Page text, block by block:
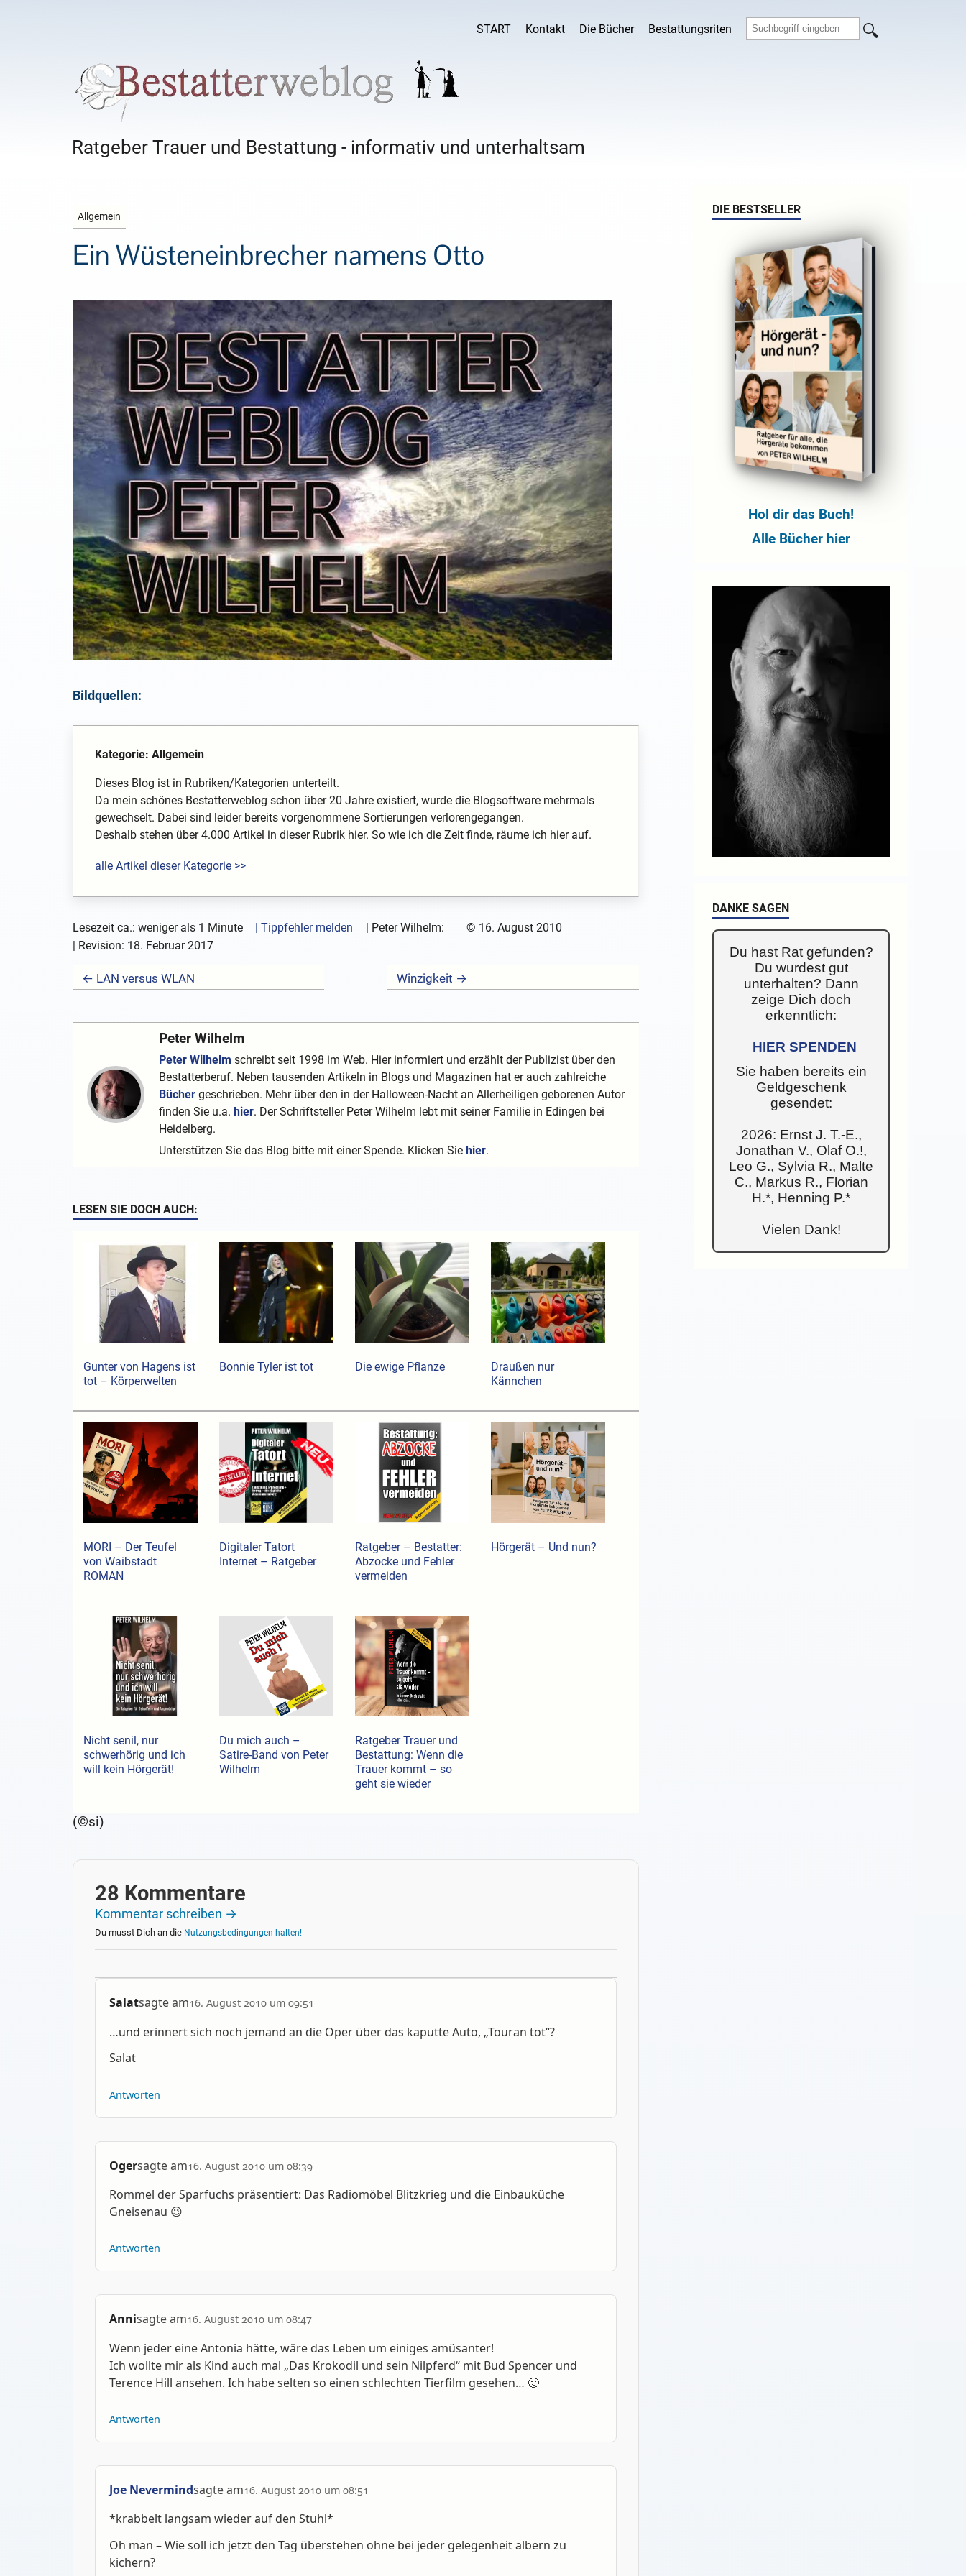
START Kontakt Die Bücher Bestattungsriten
Ratgeber Trauer und Bestattung - informativ und unterhaltsam
Allgemein
Ein Wüsteneinbrecher namens Otto
Bildquellen:
Kategorie: Allgemein
Dieses Blog ist in Rubriken/Kategorien unterteilt.
Da mein schönes Bestatterweblog schon über 20 Jahre existiert, wurde die Blogsoftware mehrmals
gewechselt. Dabei sind leider bereits vorgenommene Sortierungen verlorengegangen.
Deshalb stehen über 4.000 Artikel in dieser Rubrik hier. So wie ich die Zeit finde, räume ich hier auf.
alle Artikel dieser Kategorie >>
Lesezeit ca.: weniger als 1 Minute | Tippfehler melden Peter Wilhelm: © 16. August 2010
| Revision: 18. Februar 2017
← LAN versus WLAN Winzigkeit →
Peter Wilhelm
Peter Wilhelm schreibt seit 1998 im Web. Hier informiert und erzählt der Publizist über den
Bestatterberuf. Neben tausenden Artikeln in Blogs und Magazinen hat er auch zahlreiche
Büchergeschrieben. Mehr über den in der Halloween-Nacht an Allerheiligen geborenen Autor
finden Sie u.a. hier. Der Schriftsteller Peter Wilhelm lebt mit seiner Familie in Edingen bei
Heidelberg.
Unterstützen Sie das Blog bitte mit einer Spende. Klicken Sie hier.
LESEN SIE DOCH AUCH:
Gunter von Hagens ist
tot – Körperwelten
Bonnie Tyler ist tot Die ewige Pflanze
Draußen nur
Kännchen
MORI – Der Teufel
von Waibstadt
ROMAN
Digitaler Tatort
Internet – Ratgeber
Ratgeber – Bestatter:
Abzocke und Fehler
vermeiden
Hörgerät – Und nun?
Nicht senil, nur
schwerhörig und ich
will kein Hörgerät!
Du mich auch –
Satire-Band von Peter
Wilhelm
Ratgeber Trauer und
Bestattung: Wenn die
Trauer kommt – so
geht sie wieder
(©si)
28 Kommentare
Kommentar schreiben →
Du musst Dich an die Nutzungsbedingungen halten!
Salatsagte am16. August 2010 um 09:51
…und erinnert sich noch jemand an die Oper über das kaputte Auto, „Touran tot“?
Salat
Antworten
Ogersagte am16. August 2010 um 08:39
Rommel der Sparfuchs präsentiert: Das Radiomöbel Blitzkrieg und die Einbauküche
Gneisenau 😉
Antworten
Annisagte am16. August 2010 um 08:47
Wenn jeder eine Antonia hätte, wäre das Leben um einiges amüsanter!
Ich wollte mir als Kind auch mal „Das Krokodil und sein Nilpferd“ mit Bud Spencer und
Terence Hill ansehen. Ich habe selten so einen schlechten Tierfilm gesehen… 🙂
Antworten
Joe Nevermindsagte am16. August 2010 um 08:51
*krabbelt langsam wieder auf den Stuhl*
Oh man – Wie soll ich jetzt den Tag überstehen ohne bei jeder gelegenheit albern zu
kichern?
DIE BESTSELLER
Hol dir das Buch!
Alle Bücher hier
DANKE SAGEN
Du hast Rat gefunden?
Du wurdest gut
unterhalten? Dann
zeige Dich doch
erkenntlich:
HIER SPENDEN
Sie haben bereits ein
Geldgeschenk
gesendet:
2026: Ernst J. T.-E.,
Jonathan V., Olaf O.!,
Leo G., Sylvia R., Malte
C., Markus R., Florian
H.*, Henning P.*
Vielen Dank!